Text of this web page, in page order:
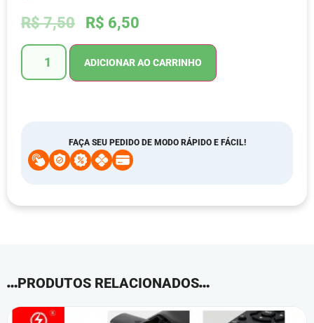
R$7,50 R$ 6,50
ADICIONAR AO CARRINHO
FAÇA SEU PEDIDO DE MODO RÁPIDO E FÁCIL!
PRODUTOS RELACIONADOS